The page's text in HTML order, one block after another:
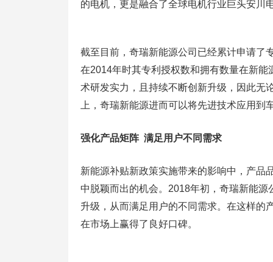
的电机，更是融合了全球电机行业巨头安川
截至目前，奇瑞新能源公司已经累计申请了
在2014年时其专利授权数和拥有数量在新
术研发实力，且持续不断创新升级，因此无
上，奇瑞新能源进而可以将先进技术应用到
强化产品矩阵 满足用户不同需求
新能源补贴新政策实施带来的影响中，产品
中脱颖而出的机会。2018年初，奇瑞新能源
升级，从而满足用户的不同需求。在这样的
在市场上赢得了良好口碑。